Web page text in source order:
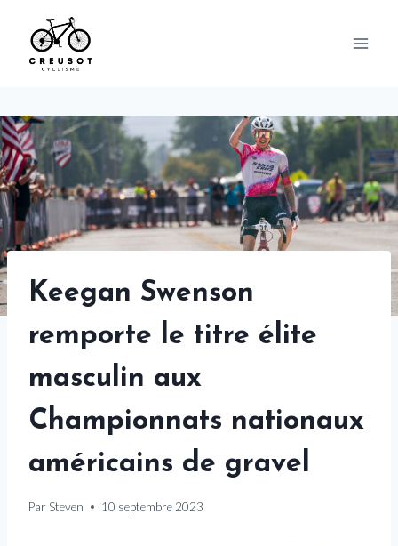
content
Keegan Swenson
remporte le titre élite
masculin aux
Championnats nationaux
américains de gravel
Par Steven 10 septembre 2023